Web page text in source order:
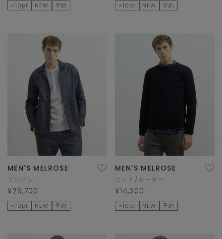
×10pt NEW 予約 ×10pt NEW 予約
MEN'S MELROSE
ブルゾン
¥29,700
×10pt NEW 予約
MEN'S MELROSE
ニット/セーター
¥14,300
×10pt NEW 予約